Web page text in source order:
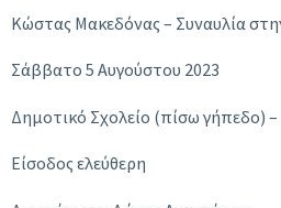
Κώστας Μακεδόνας – Συναυλία
Σάββατο 5 Αυγούστου 2023
Δημοτικό Σχολείο (πίσω γήπεδο) –
Είσοδος ελεύθερη